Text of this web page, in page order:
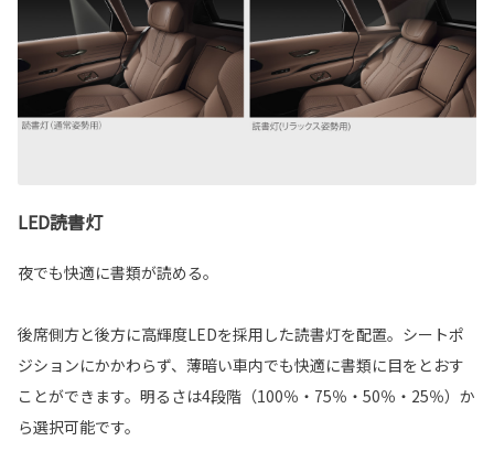
LED読書灯
夜でも快適に書類が読める。
後席側方と後方に高輝度LEDを採用した読書灯を配置。シートポ
ジションにかかわらず、薄暗い車内でも快適に書類に目をとおす
ことができます。明るさは4段階（100％・75％・50％・25％）か
ら選択可能です。